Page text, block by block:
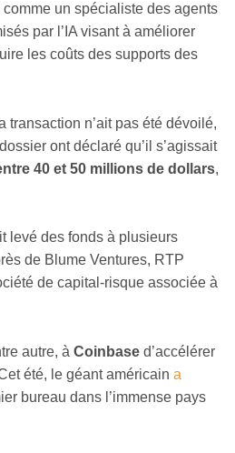
comme un spécialiste des agents
par l’IA visant à améliorer
les coûts des supports des
transaction n’ait pas été dévoilé,
ont déclaré qu’il s’agissait
40 et 50 millions de dollars,
levé des fonds à plusieurs
de Blume Ventures, RTP
de capital-risque associée à
autre, à Coinbase d’accélérer
été, le géant américain a
bureau dans l’immense pays